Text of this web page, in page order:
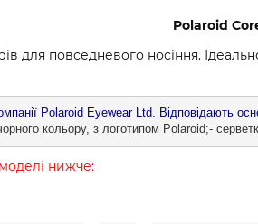
Polaroid
для повседневого носіння.
Polaroid Eyewear Ltd. Відповідають
кольору, з логотипом Polaroid;-
нижче: